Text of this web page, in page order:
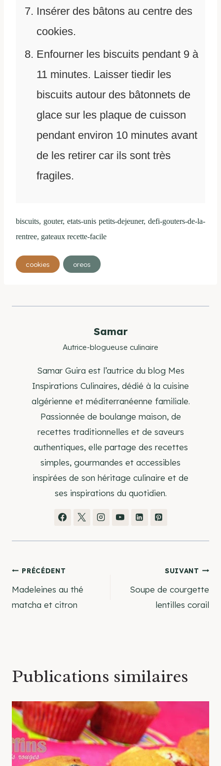
Insérer des bâtons au centre des
cookies.
Enfourner les biscuits pendant 9 à
11 minutes. Laisser tiedir les
biscuits autour des bâtonnets de
glace sur les plaque de cuisson
pendant environ 10 minutes avant
de les retirer car ils sont très
fragiles.
biscuits, gouter, etats-unis petits-dejeuner, defi-gouters-de-la-
rentree, gateaux recette-facile
Étiquettes
de
publication :
cookies oreos
Samar
Autrice-blogueuse culinaire
Samar Guira est l’autrice du blog Mes
Inspirations Culinaires, dédié à la cuisine
algérienne et méditerranéenne familiale.
Passionnée de boulange maison, de
recettes traditionnelles et de saveurs
authentiques, elle partage des recettes
simples, gourmandes et accessibles
inspirées de son héritage culinaire et de
ses inspirations du quotidien.
Navigation
de
PRÉCÉDENT
Madeleines au thé
matcha et citron
SUIVANT
Soupe de courgette
lentilles corail
Publications similaires